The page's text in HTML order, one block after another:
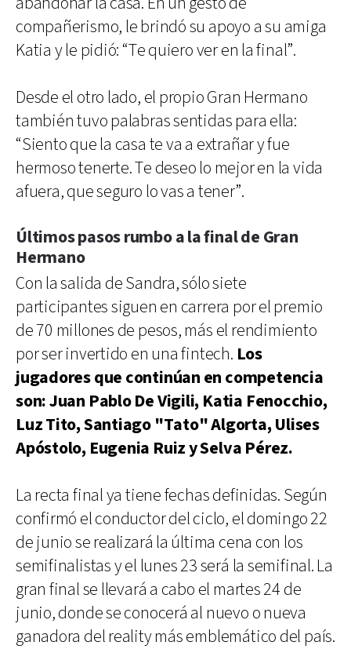
compañerismo, le brindó su apoyo a su amiga
Katia y le pidió: “Te quiero ver en la final”.
Desde el otro lado, el propio Gran Hermano
también tuvo palabras sentidas para ella:
“Siento que la casa te va a extrañar y fue
hermoso tenerte. Te deseo lo mejor en la vida
afuera, que seguro lo vas a tener”.
Últimos pasos rumbo a la final de Gran
Hermano
Con la salida de Sandra, sólo siete
participantes siguen en carrera por el premio
de 70 millones de pesos, más el rendimiento
por ser invertido en una fintech. Los
jugadores que continúan en competencia
son: Juan Pablo De Vigili, Katia Fenocchio,
Luz Tito, Santiago "Tato" Algorta, Ulises
Apóstolo, Eugenia Ruiz y Selva Pérez.
La recta final ya tiene fechas definidas. Según
confirmó el conductor del ciclo, el domingo 22
de junio se realizará la última cena con los
semifinalistas y el lunes 23 será la semifinal. La
gran final se llevará a cabo el martes 24 de
junio, donde se conocerá al nuevo o nueva
ganadora del reality más emblemático del país.